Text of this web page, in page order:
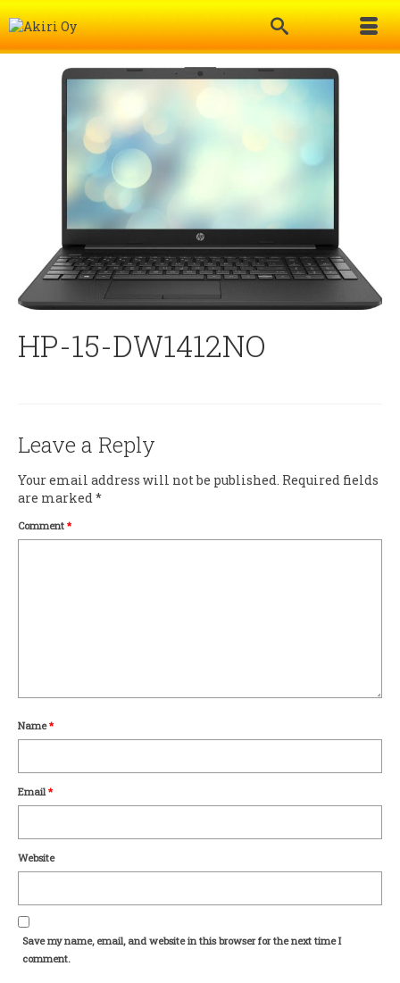
HP-15-DW1412NO
Leave a Reply
Your email address will not be published. Required fields
are marked *
Comment *
Name*
Email *
Website
Save my name, email, and website in this browser for the next time I
comment.